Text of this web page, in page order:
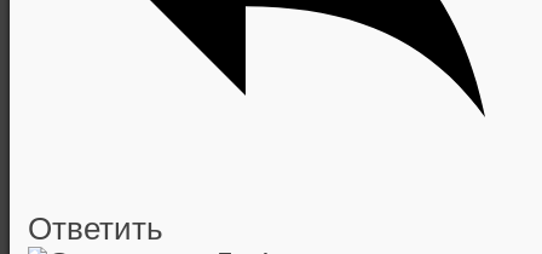
Ответить